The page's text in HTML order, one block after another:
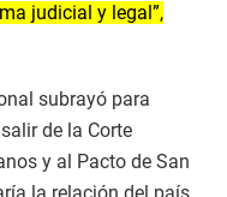
judicial y legal”,
subrayó para
de la Corte
y al Pacto de San